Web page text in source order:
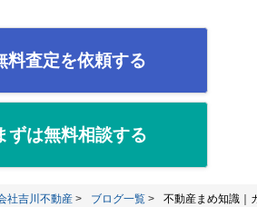
料査定を依頼する
ずは無料相談する
社吉川不動産 ブログ一覧 不動産まめ知識｜